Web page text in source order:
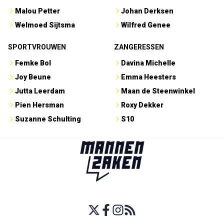
Malou Petter
Welmoed Sijtsma
Johan Derksen
Wilfred Genee
SPORTVROUWEN
Femke Bol
Joy Beune
Jutta Leerdam
Pien Hersman
Suzanne Schulting
ZANGERESSEN
Davina Michelle
Emma Heesters
Maan de Steenwinkel
Roxy Dekker
S10